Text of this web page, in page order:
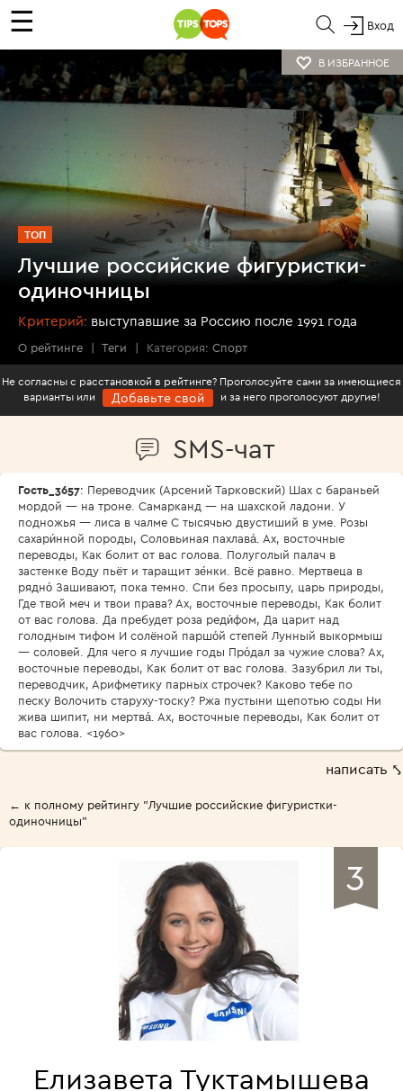
☰ Вход
В ИЗБРАННОЕ
ТОП
Лучшие российские фигуристки-
одиночницы
Критерий: выступавшие за Россию после 1991 года
О рейтинге | Теги | Категория: Спорт
Не согласны с расстановкой в рейтинге? Проголосуйте сами за имеющиеся
варианты или
Добавьте свой и за него проголосуют другие!
SMS-чат
Гость_3657: Переводчик (Арсений Тарковский) Шах с бараньей
мордой — на троне. Самарканд — на шахской ладони. У
подножья — лиса в чалме С тысячью двустиший в уме. Розы
сахари́нной породы, Соловьиная пахлава́. Ах, восточные
переводы, Как болит от вас голова. Полуголый палач в
застенке Воду пьёт и таращит зе́нки. Всё равно. Мертвеца в
рядно́ Зашивают, пока темно. Спи без просыпу, царь природы,
Где твой меч и твои права? Ах, восточные переводы, Как болит
от вас голова. Да пребудет роза реди́фом, Да царит над
голодным тифом И солёной паршо́й степей Лунный выкормыш
— соловей. Для чего я лучшие годы Про́дал за чужие слова? Ах,
восточные переводы, Как болит от вас голова. Зазубрил ли ты,
переводчик, Арифметику парных строчек? Каково тебе по
песку Волочить старуху-тоску? Ржа пустыни щепотью соды Ни
жива шипит, ни мертва́. Ах, восточные переводы, Как болит от
вас голова. <1960>
написать ⤣
← к полному рейтингу "Лучшие российские фигуристки-
одиночницы"
3
Елизавета Туктамышева